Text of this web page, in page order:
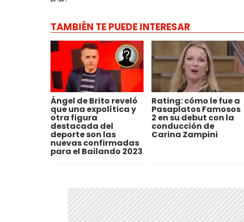
TAMBIÉN TE PUEDE INTERESAR
Ángel de Brito reveló
que una expolítica y
otra figura
destacada del
deporte son las
nuevas confirmadas
para el Bailando 2023
Rating: cómo le fue a
Pasaplatos Famosos
2 en su debut con la
conducción de
Carina Zampini